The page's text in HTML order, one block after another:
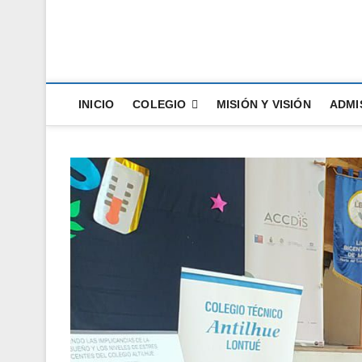
INICIO COLEGIO MISIÓN Y VISIÓN